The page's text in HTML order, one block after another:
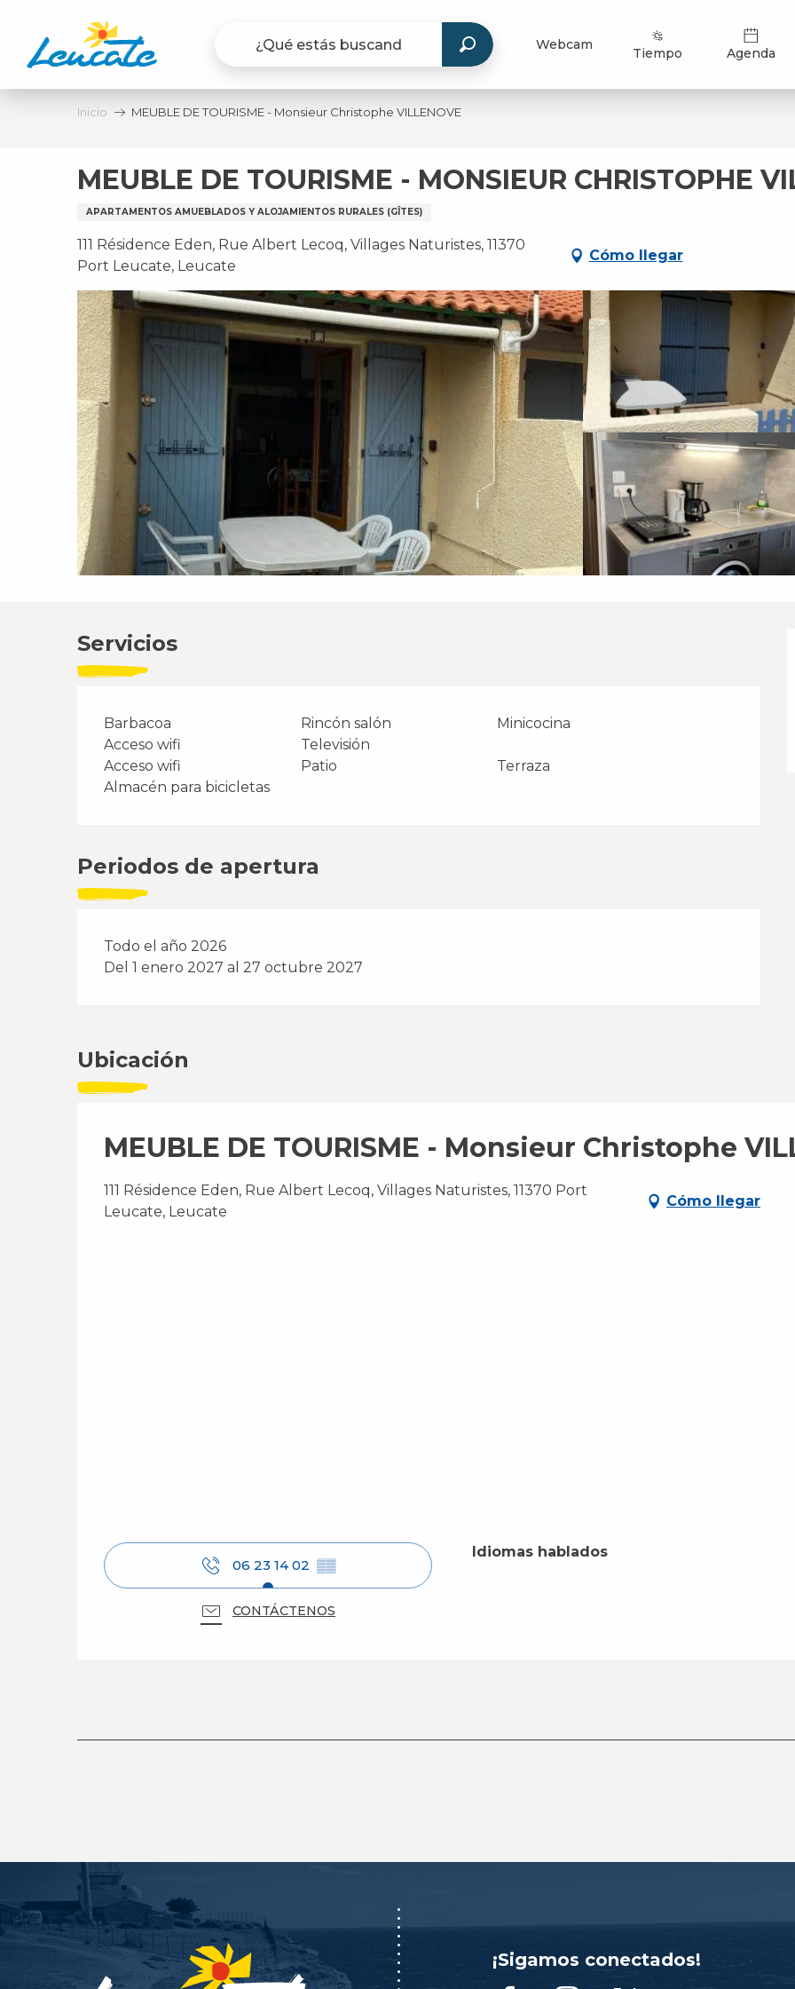
contenu
principal
Webcam
Tiempo Agenda
Inicio MEUBLE DE TOURISME - Monsieur Christophe VILLENOVE
MEUBLE DE TOURISME - MONSIEUR CHRISTOPHE
APARTAMENTOS AMUEBLADOS Y ALOJAMIENTOS RURALES (GÎTES)
111 Résidence Eden, Rue Albert Lecoq, Villages Naturistes, 11370
Port Leucate, Leucate
Cómo llegar
Servicios
Barbacoa Rincón salón
Minicocina
Acceso wifi
Televisión
Acceso wifi
Patio
Terraza
Almacén para bicicletas
Periodos de apertura
Todo el año 2026
Del 1 enero 2027 al 27 octubre 2027
Ubicación
MEUBLE DE TOURISME - Monsieur Christophe
111 Résidence Eden, Rue Albert Lecoq, Villages Naturistes, 11370 Port
Leucate, Leucate
Cómo llegar
06 23 14 02 ▒▒
CONTÁCTENOS
Idiomas hablados
Idiomas hablados
¡Sigamos conectados!